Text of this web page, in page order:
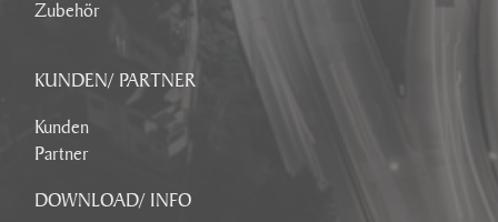
Zubehör
KUNDEN/ PARTNER
Kunden
Partner
DOWNLOAD/ INFO